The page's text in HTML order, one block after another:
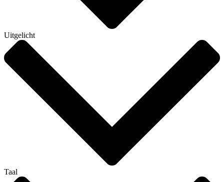
Uitgelicht
Taal